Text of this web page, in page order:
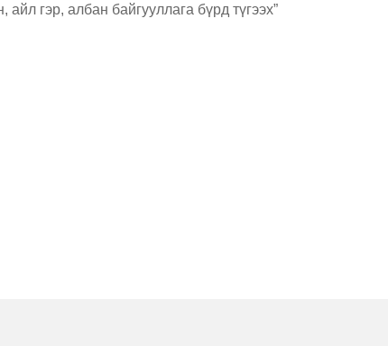
гэр, албан байгууллага бүрд түгээх”